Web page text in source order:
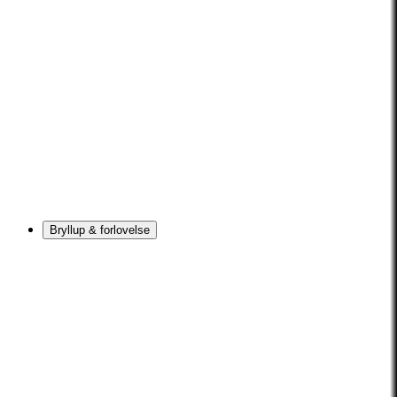
Bryllup & forlovelse